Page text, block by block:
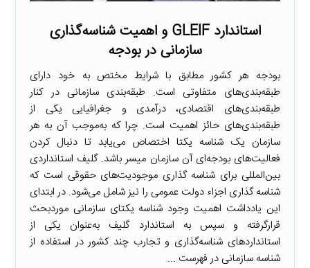
استاندارد GLEIF و اهمیت شناسه‌گذاری
سازمانی در بودجه
بودجه هر کشور مطابق با شرایط مختص به خود دارای
طبقه‌بندی‌های متفاوتی است. طبقه‌بندی سازمانی در کنار
طبقه‌بندی‌های اقتصادی، درآمدی و جغرافیایی یکی از
طبقه‌بندی‌های حائز اهمیت است. چرا که به‌موجب آن به هر
سازمان یک شناسه یکتا اختصاص می‌یابد تا دنبال کردن
فعالیت‌های بودجه‌ای آن سازمان میسر باشد. گلیف استانداردی
بین‌المللی برای شناسه گذاری موجودیت‌های حقوقی است که
شناسه گذاری اجزاء دولت عمومی را نیز شامل می‌شود. در ابتدای
این یادداشت اهمیت وجود شناسه یکتای سازمانی موردبحث
قرارگرفته و سپس به استاندارد گلیف به‌عنوان یکی از
استانداردهای شناسه‌گذاری و تجارب چند کشور در استفاده از
شناسه سازمانی در فهرست ...